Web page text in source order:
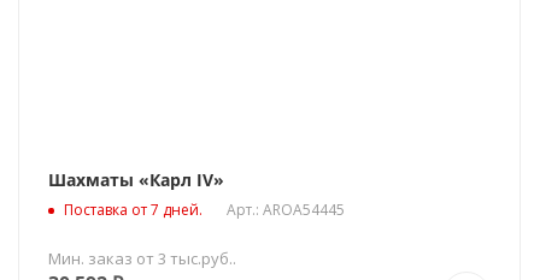
Шахматы «Карл IV»
Поставка от 7 дней. Арт.: AROA54445
Мин. заказ от 3 тыс.руб..